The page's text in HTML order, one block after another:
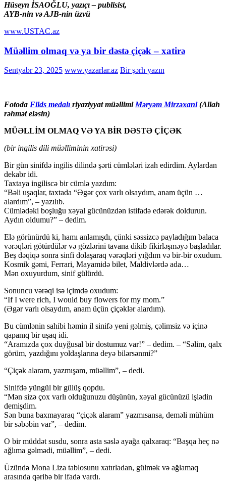
Hüseyn İSAOĞLU, yazıçı – publisist,
AYB-nin və AJB-nin üzvü
www.USTAC.az
Müəllim olmaq və ya bir dəstə çiçək – xatirə
Sentyabr 23, 2025 www.yazarlar.az Bir şərh yazın
Fotoda Filds medalı riyaziyyat müəllimiMəryəm Mirzəxani(Allah
rəhmət eləsin)
MÜƏLLİM OLMAQ VƏ YA BİR DƏSTƏ ÇİÇƏK
(bir ingilis dili müəlliminin xatirəsi)
Bir gün sinifdə ingilis dilində şərti cümlələri izah edirdim. Aylardan
dekabr idi.
Taxtaya ingiliscə bir cümlə yazdım:
“Bəli uşaqlar, taxtada “Əgər çox varlı olsaydım, anam üçün …
alardım”, – yazılıb.
Cümlədəki boşluğu xəyal gücünüzdən istifadə edərək doldurun.
Aydın oldumu?” – dedim.
Elə görünürdü ki, hamı anlamışdı, çünki səssizcə payladığım balaca
vərəqləri götürdülər və gözlərini tavana dikib fikirləşməyə başladılar.
Beş dəqiqə sonra sinfi dolaşaraq vərəqləri yığdım və bir-bir oxudum.
Kosmik gəmi, Ferrari, Mayamidə bilet, Maldivlərdə ada…
Mən oxuyurdum, sinif gülürdü.
Sonuncu vərəqi isə içimdə oxudum:
“If I were rich, I would buy flowers for my mom.”
(Əgər varlı olsaydım, anam üçün çiçəklər alardım).
Bu cümlənin sahibi həmin il sinifə yeni gəlmiş, çəlimsiz və içinə
qapanıq bir uşaq idi.
“Aramızda çox duyğusal bir dostumuz var!” – dedim. – “Səlim, qalx
görüm, yazdığını yoldaşlarına deyə bilərsənmi?”
“Çiçək alaram, yazmışam, müəllim”, – dedi.
Sinifdə yüngül bir gülüş qopdu.
“Mən sizə çox varlı olduğunuzu düşünün, xəyal gücünüzü işlədin
demişdim.
Sən buna baxmayaraq “çiçək alaram” yazmısansa, deməli mühüm
bir səbəbin var”, – dedim.
O bir müddət susdu, sonra asta səslə ayağa qalxaraq: “Başqa heç nə
ağlıma gəlmədi, müəllim”, – dedi.
Üzündə Mona Liza tablosunu xatırladan, gülmək və ağlamaq
arasında qəribə bir ifadə vardı.